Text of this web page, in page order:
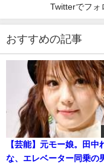
Twitterでフォ
おすすめの記事
【芸能】元モー娘。田中
な、エレベーター同乗の